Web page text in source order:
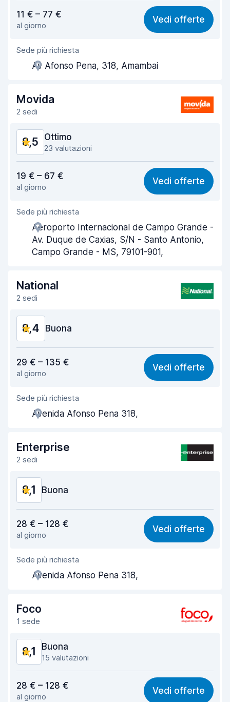
9,0
Facile da trovare 8,2
Gentilezza degli agenti
Rapidità del ritiro
Rapidità della riconsegna 8,2
Condizioni dell'auto
11 € – 77 €
al giorno
Vedi offerte
Sede più richiesta
Av Afonso Pena, 318, Amambai
Movida
2 sedi
8,5 Ottimo
23 valutazioni
7,8
Facile da trovare 9,1
Gentilezza degli agenti
Rapidità del ritiro
Rapidità della riconsegna
Pulizia del veicolo 8,8
Condizioni dell'auto
19 € – 67 €
al giorno
Vedi offerte
Sede più richiesta
Aeroporto Internacional de Campo Grande -
Av. Duque de Caxias, S/N - Santo Antonio,
Campo Grande - MS, 79101-901,
National
2 sedi
8,4 Buona
8,3
Facile da trovare 8,2
Gentilezza degli agenti
Rapidità del ritiro
Rapidità della riconsegna 8,2
Condizioni dell'auto
29 € – 135 €
al giorno
Vedi offerte
Sede più richiesta
Avenida Afonso Pena 318,
Enterprise
2 sedi
8,1 Buona
7,9
Facile da trovare 8,2
Gentilezza degli agenti
Rapidità del ritiro
Rapidità della riconsegna
Condizioni dell'auto
28 € – 128 €
al giorno
Vedi offerte
Sede più richiesta
Avenida Afonso Pena 318,
Foco
1 sede
8,1 Buona
15 valutazioni
8,0
28 € – 128 €
al giorno
Vedi offerte